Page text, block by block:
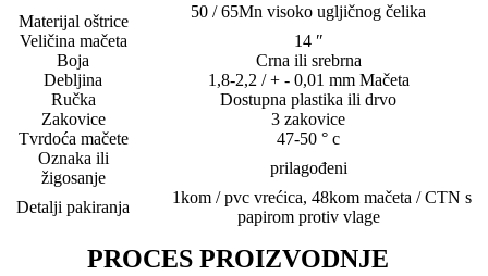
Materijal oštrice
50 / 65Mn visoko ugljičnog čelika
Veličina mačeta
14 ″
Boja
Crna ili srebrna
Debljina
1,8-2,2 / + - 0,01 mm Mačeta
Ručka
Dostupna plastika ili drvo
Zakovice
3 zakovice
Tvrdoća mačete
47-50 ° c
Oznaka ili
žigosanje
prilagođeni
Detalji pakiranja
1kom / pvc vrećica, 48kom mačeta / CTN s
papirom protiv vlage
PROCES PROIZVODNJE